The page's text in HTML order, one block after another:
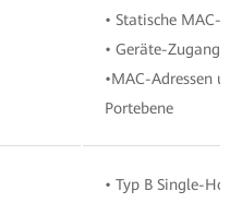
• Statische MAC-
• Geräte-
•MAC-Adressen
Portebene
• Typ B Single-